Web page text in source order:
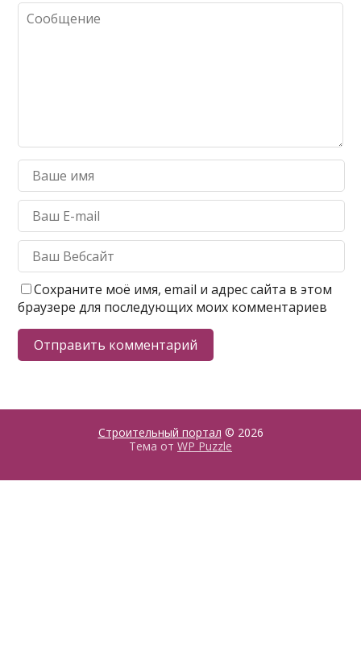
Сохраните моё имя, email и адрес сайта в этом
браузере для последующих моих комментариев
Строительный портал © 2026
Тема от WP Puzzle